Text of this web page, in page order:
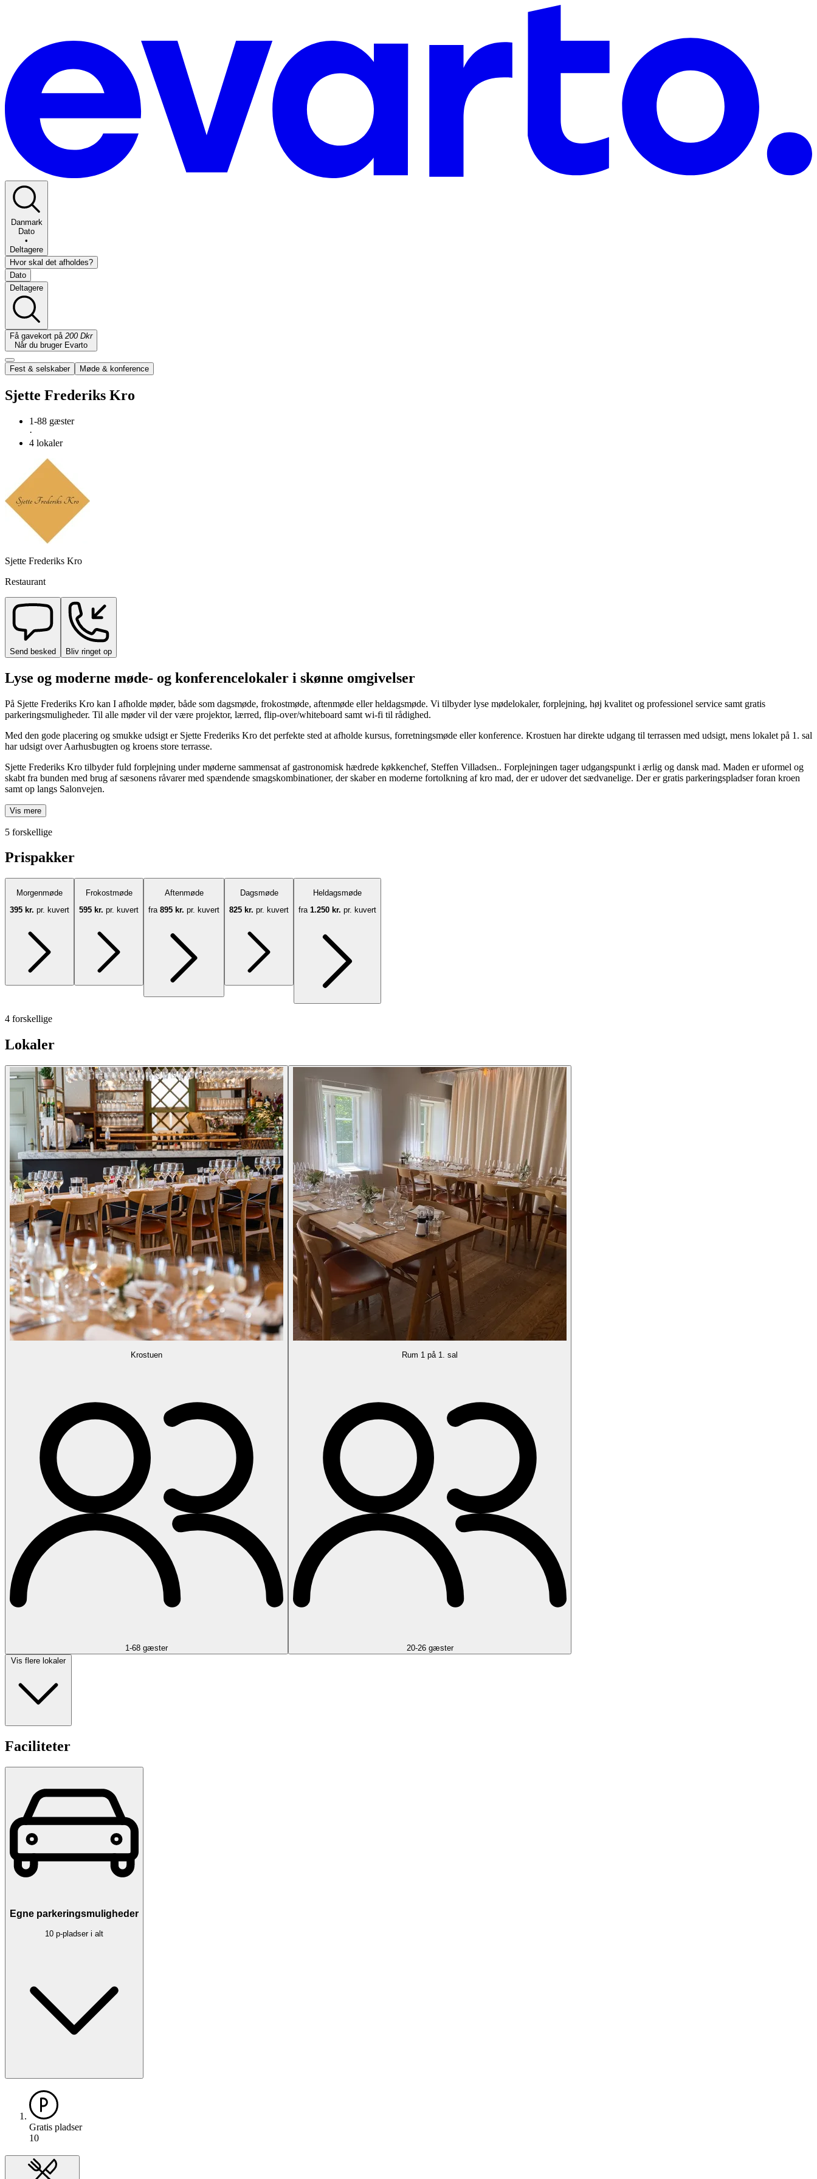
Danmark
Dato
•
Deltagere
Hvor skal det afholdes?
Dato
Deltagere
Få gavekort på 200 Dkr
Når du bruger Evarto
Fest & selskaber Møde & konference
Sjette Frederiks Kro
1-88 gæster
·
4 lokaler
Sjette Frederiks Kro
Restaurant
Send besked Bliv ringet op
Lyse og moderne møde- og konferencelokaler i skønne omgivelser
På Sjette Frederiks Kro kan I afholde møder, både som dagsmøde, frokostmøde, aftenmøde eller heldagsmøde. Vi tilbyder lyse mødelokaler, forplejning, høj kvalitet og professionel service samt gratis
parkeringsmuligheder. Til alle møder vil der være projektor, lærred, flip-over/whiteboard samt wi-fi til rådighed.
Med den gode placering og smukke udsigt er Sjette Frederiks Kro det perfekte sted at afholde kursus, forretningsmøde eller konference. Krostuen har direkte udgang til terrassen med udsigt, mens lokalet på 1. sal
har udsigt over Aarhusbugten og kroens store terrasse.
Sjette Frederiks Kro tilbyder fuld forplejning under møderne sammensat af gastronomisk hædrede køkkenchef, Steffen Villadsen.. Forplejningen tager udgangspunkt i ærlig og dansk mad. Maden er uformel og
skabt fra bunden med brug af sæsonens råvarer med spændende smagskombinationer, der skaber en moderne fortolkning af kro mad, der er udover det sædvanelige. Der er gratis parkeringspladser foran kroen
samt op langs Salonvejen.
Vis mere
5 forskellige
Prispakker
Morgenmøde
395 kr. pr. kuvert
Frokostmøde
595 kr. pr. kuvert
Aftenmøde
fra 895 kr. pr. kuvert
Dagsmøde
825 kr. pr. kuvert
Heldagsmøde
fra 1.250 kr. pr. kuvert
4 forskellige
Lokaler
Krostuen
1-68 gæster
Rum 1 på 1. sal
20-26 gæster
Vis flere lokaler
Faciliteter
Egne parkeringsmuligheder
10 p-pladser i alt
Gratis pladser
10